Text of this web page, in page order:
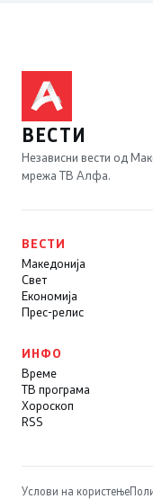
ВЕСТИ
Независни вести од
мрежа ТВ Алфа.
ВЕСТИ
Македонија
Свет
Економија
Прес-релис
ИНФО
Време
ТВ програма
Хороскоп
RSS
Услови на користење